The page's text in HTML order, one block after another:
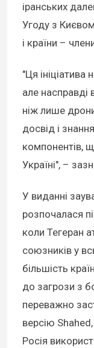
іранських
Угоду з
і країни –
"Ця
але насправді
ніж лише
досвід і
компонентів,
Україні", –
У виданні
розпочалася
коли Тегеран
союзників у
більшість
до загрози з
переважно
версію
Росія